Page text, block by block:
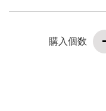
購入個数